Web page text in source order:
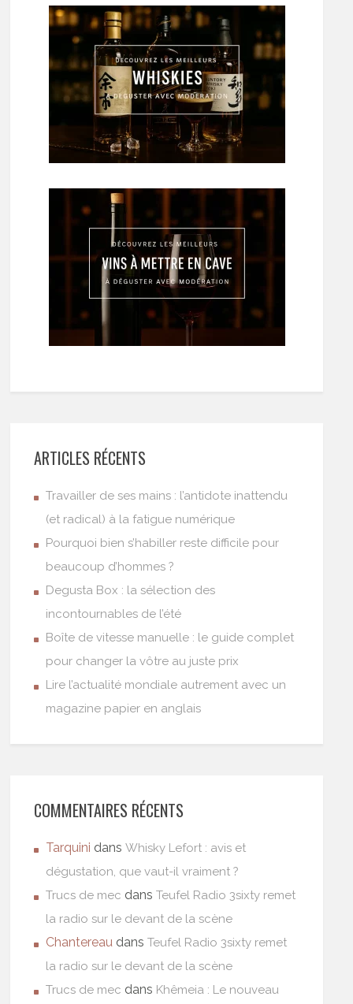
ARTICLES RÉCENTS
Travailler de ses mains : l’antidote inattendu
(et radical) à la fatigue numérique
Pourquoi bien s’habiller reste difficile pour
beaucoup d’hommes ?
Degusta Box : la sélection des
incontournables de l’été
Boîte de vitesse manuelle : le guide complet
pour changer la vôtre au juste prix
Lire l’actualité mondiale autrement avec un
magazine papier en anglais
COMMENTAIRES RÉCENTS
Tarquini dansWhisky Lefort : avis et
dégustation, que vaut-il vraiment ?
Trucs de mec dansTeufel Radio 3sixty remet
la radio sur le devant de la scène
Chantereau dansTeufel Radio 3sixty remet
la radio sur le devant de la scène
Trucs de mec dans Khêmeia : Le nouveau